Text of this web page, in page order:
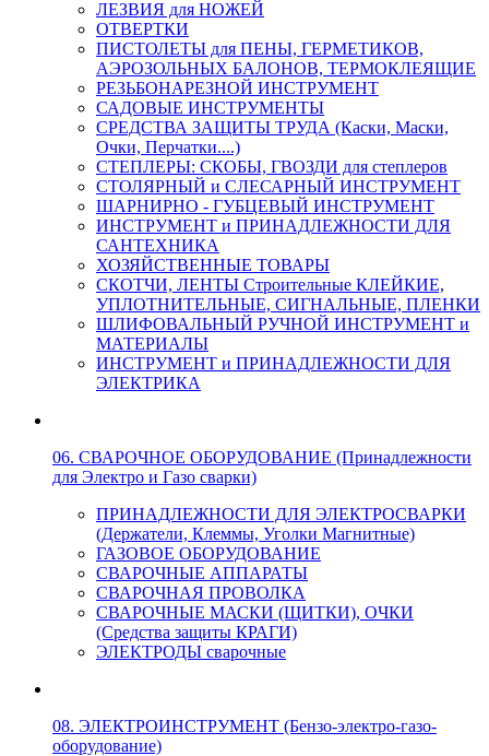
ЛЕЗВИЯ для НОЖЕЙ
ОТВЕРТКИ
ПИСТОЛЕТЫ для ПЕНЫ, ГЕРМЕТИКОВ,
АЭРОЗОЛЬНЫХ БАЛОНОВ, ТЕРМОКЛЕЯЩИЕ
РЕЗЬБОНАРЕЗНОЙ ИНСТРУМЕНТ
САДОВЫЕ ИНСТРУМЕНТЫ
СРЕДСТВА ЗАЩИТЫ ТРУДА (Каски, Маски,
Очки, Перчатки....)
СТЕПЛЕРЫ: СКОБЫ, ГВОЗДИ для степлеров
СТОЛЯРНЫЙ и СЛЕСАРНЫЙ ИНСТРУМЕНТ
ШАРНИРНО - ГУБЦЕВЫЙ ИНСТРУМЕНТ
ИНСТРУМЕНТ и ПРИНАДЛЕЖНОСТИ ДЛЯ
САНТЕХНИКА
ХОЗЯЙСТВЕННЫЕ ТОВАРЫ
СКОТЧИ, ЛЕНТЫ Строительные КЛЕЙКИЕ,
УПЛОТНИТЕЛЬНЫЕ, СИГНАЛЬНЫЕ, ПЛЕНКИ
ШЛИФОВАЛЬНЫЙ РУЧНОЙ ИНСТРУМЕНТ и
МАТЕРИАЛЫ
ИНСТРУМЕНТ и ПРИНАДЛЕЖНОСТИ ДЛЯ
ЭЛЕКТРИКА
06. СВАРОЧНОЕ ОБОРУДОВАНИЕ (Принадлежности
для Электро и Газо сварки)
ПРИНАДЛЕЖНОСТИ ДЛЯ ЭЛЕКТРОСВАРКИ
(Держатели, Клеммы, Уголки Магнитные)
ГАЗОВОЕ ОБОРУДОВАНИЕ
СВАРОЧНЫЕ АППАРАТЫ
СВАРОЧНАЯ ПРОВОЛКА
СВАРОЧНЫЕ МАСКИ (ЩИТКИ), ОЧКИ
(Средства защиты КРАГИ)
ЭЛЕКТРОДЫ сварочные
08. ЭЛЕКТРОИНСТРУМЕНТ (Бензо-электро-газо-
оборудование)